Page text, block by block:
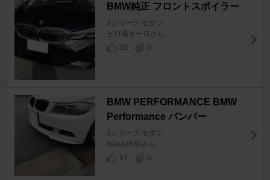
BMW純正 フロントスポイラー
3シリーズ セダン
ピロ湯キーロさん
20
0
BMW PERFORMANCE BMW
Performance バンパー
3シリーズ セダン
masa2835さん
17
0